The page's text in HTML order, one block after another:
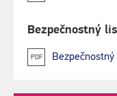
Bezpečnostný
PDF